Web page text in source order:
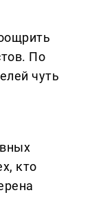
По
чуть
кто